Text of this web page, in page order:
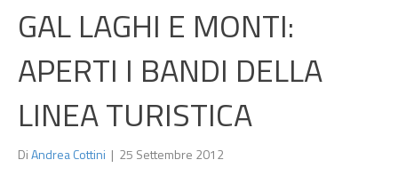
GAL LAGHI E MONTI:
APERTI I BANDI DELLA
LINEA TURISTICA
DiAndrea Cottini | 25 Settembre 2012